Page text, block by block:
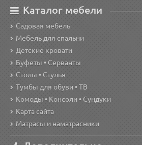
Каталог мебели
Садовая мебель
Мебель для спальни
Детские кровати
Буфеты • Серванты
Столы • Стулья
Тумбы для обуви • ТВ
Комоды • Консоли • Сундуки
Карта сайта
Матрасы и наматрасники